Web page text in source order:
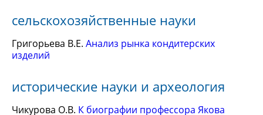
сельскохозяйственные науки
Григорьева В.Е. Анализ рынка кондитерских
изделий
исторические науки и археология
Чикурова О.В. К биографии профессора Якова